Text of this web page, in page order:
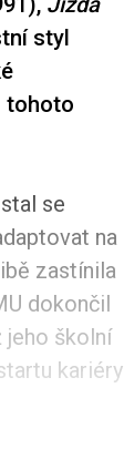
styl
tohoto
se
na
zastínila
dokončil
jeho školní
kariéry